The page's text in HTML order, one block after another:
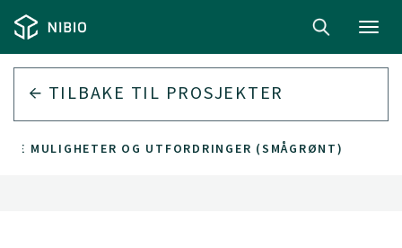
TILBAKE TIL PROSJEKTER
MULIGHETER OG UTFORDRINGER (SMÅGRØNT)